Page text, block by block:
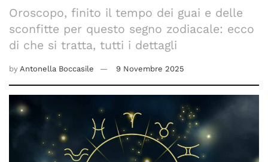
Oroscopo, finito il tempo dei guai e delle
sconfitte per questo segno zodiacale: ecco
di che si tratta, tutti i dettagli
by Antonella Boccasile 9 Novembre 2025